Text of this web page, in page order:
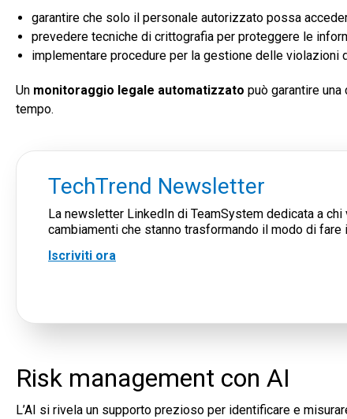
garantire che solo il personale autorizzato possa
prevedere tecniche di crittografia per proteggere le
implementare procedure per la gestione delle violazioni
Un monitoraggio legale automatizzato può garantire
tempo.
TechTrend Newsletter
La newsletter LinkedIn di TeamSystem dedicata a
cambiamenti che stanno trasformando il modo di fare
Iscriviti ora
Risk management con AI
L’AI si rivela un supporto prezioso per identificare e